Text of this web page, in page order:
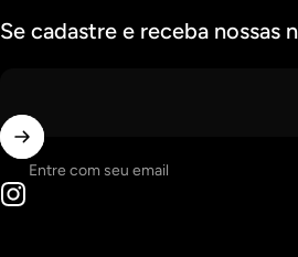
Se cadastre e receba nossas
Entre com seu email